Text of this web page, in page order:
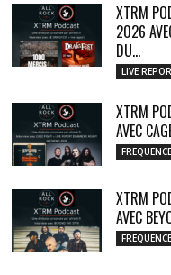
XTRM
2026
DU...
LIVE
XTRM
AVEC
XTRM
AVEC